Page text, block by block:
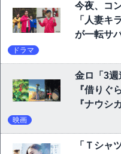
今夜、コ
「人妻キ
が一転サ
ドラマ
金ロ「3
『借りぐ
『ナウシ
映画
「Ｔシャ